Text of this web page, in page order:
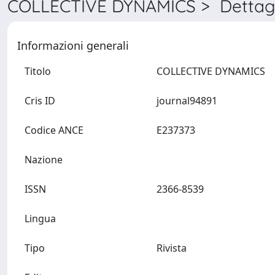
COLLECTIVE DYNAMICS >
Informazioni generali
Titolo
Cris ID
Codice ANCE
Nazione
ISSN
Lingua
Tipo Rivista